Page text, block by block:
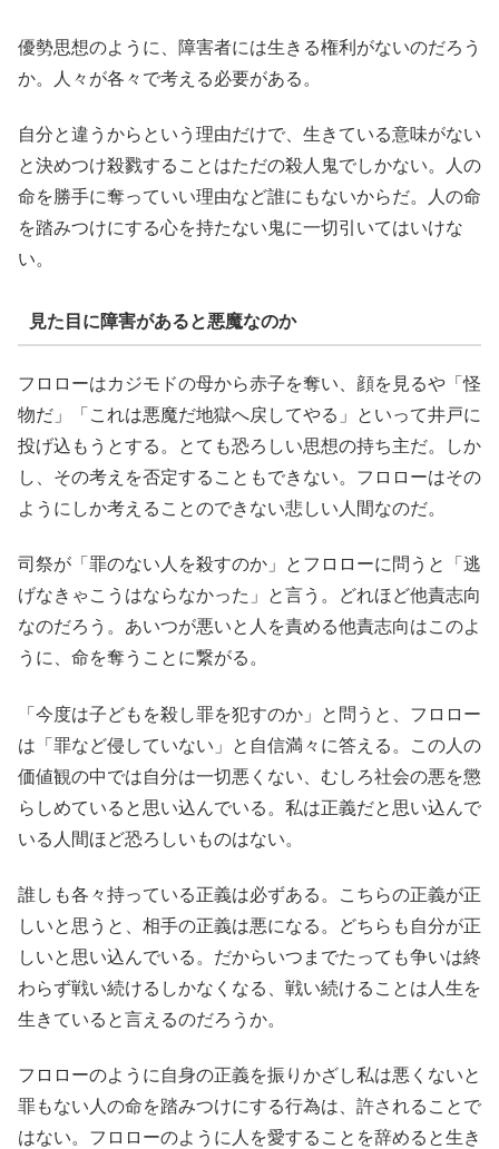
優勢思想のように、障害者には生きる権利がないのだろう
か。人々が各々で考える必要がある。
自分と違うからという理由だけで、生きている意味がない
と決めつけ殺戮することはただの殺人鬼でしかない。人の
命を勝手に奪っていい理由など誰にもないからだ。人の命
を踏みつけにする心を持たない鬼に一切引いてはいけな
い。
見た目に障害があると悪魔なのか
フロローはカジモドの母から赤子を奪い、顔を見るや「怪
物だ」「これは悪魔だ地獄へ戻してやる」といって井戸に
投げ込もうとする。とても恐ろしい思想の持ち主だ。しか
し、その考えを否定することもできない。フロローはその
ようにしか考えることのできない悲しい人間なのだ。
司祭が「罪のない人を殺すのか」とフロローに問うと「逃
げなきゃこうはならなかった」と言う。どれほど他責志向
なのだろう。あいつが悪いと人を責める他責志向はこのよ
うに、命を奪うことに繋がる。
「今度は子どもを殺し罪を犯すのか」と問うと、フロロー
は「罪など侵していない」と自信満々に答える。この人の
価値観の中では自分は一切悪くない、むしろ社会の悪を懲
らしめていると思い込んでいる。私は正義だと思い込んで
いる人間ほど恐ろしいものはない。
誰しも各々持っている正義は必ずある。こちらの正義が正
しいと思うと、相手の正義は悪になる。どちらも自分が正
しいと思い込んでいる。だからいつまでたっても争いは終
わらず戦い続けるしかなくなる、戦い続けることは人生を
生きていると言えるのだろうか。
フロローのように自身の正義を振りかざし私は悪くないと
罪もない人の命を踏みつけにする行為は、許されることで
はない。フロローのように人を愛することを辞めると生き